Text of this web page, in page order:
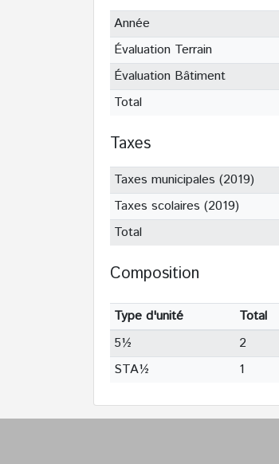
Année
Évaluation Terrain
Évaluation Bâtiment
Total
Taxes
Taxes municipales (2019)
Taxes scolaires (2019)
Total
Composition
Type d'unité Total
5½
2
STA½
1